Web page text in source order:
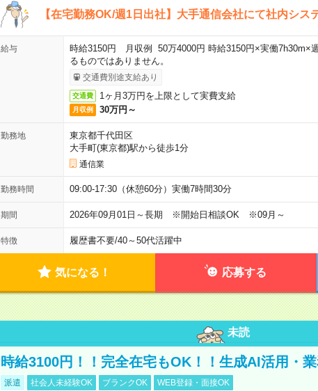
【在宅勤務OK/週1日出社】大手通信会社にて社内シス
給与
時給3150円 月収例 50万4000円 時給3150円×実働7h30m×
るものではありません。
交通費別途支給あり
交通費 1ヶ月3万円を上限として実費支給
月収例 30万円～
勤務地
東京都千代田区
大手町(東京都)駅から徒歩1分
通信業
勤務時間 09:00-17:30（休憩60分）実働7時間30分
期間 2026年09月01日～長期 ※開始日相談OK ※09月～
特徴 履歴書不要/40～50代活躍中
気になる！ 応募する
未読
時給3100円！！完全在宅もOK！！生成AI活用・
派遣 社会人未経験OK ブランクOK WEB登録・面接OK